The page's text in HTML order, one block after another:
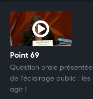
Point 69
Question orale
de l'éclairage public : les
agir !